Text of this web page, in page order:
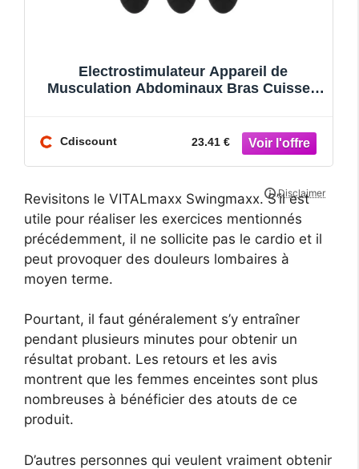
Electrostimulateur Appareil de
Musculation Abdominaux Bras Cuisses
Cdiscount 23.41 €
Revisitons le VITALmaxx Swingmaxx. S’il est
utile pour réaliser les exercices mentionnés
précédemment, il ne sollicite pas le cardio et il
peut provoquer des douleurs lombaires à
moyen terme.
Pourtant, il faut généralement s’y entraîner
pendant plusieurs minutes pour obtenir un
résultat probant. Les retours et les avis
montrent que les femmes enceintes sont plus
nombreuses à bénéficier des atouts de ce
produit.
D’autres personnes qui veulent vraiment obtenir